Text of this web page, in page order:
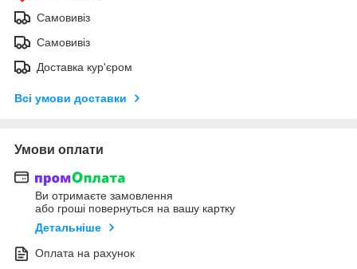
Самовивіз
Самовивіз
Доставка кур'єром
Всі умови доставки
Умови оплати
Ви отримаєте замовлення
або гроші повернуться на вашу картку
Детальніше
Оплата на рахунок